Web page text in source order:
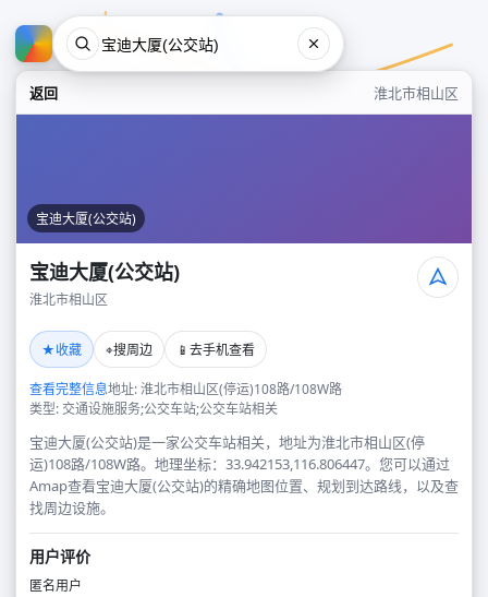
返回 淮北市相山区
宝迪大厦(公交站)
宝迪大厦(公交站)
淮北市相山区
★收藏 ⌖搜周边 📱 去手机查看
查看完整信息地址: 淮北市相山区(停运)108路/108W路
类型: 交通设施服务;公交车站;公交车站相关
宝迪大厦(公交站)是一家公交车站相关，地址为淮北市相山区(停
运)108路/108W路。地理坐标：33.942153,116.806447。您可以通过
Amap查看宝迪大厦(公交站)的精确地图位置、规划到达路线，以及查
找周边设施。
用户评价
匿名用户